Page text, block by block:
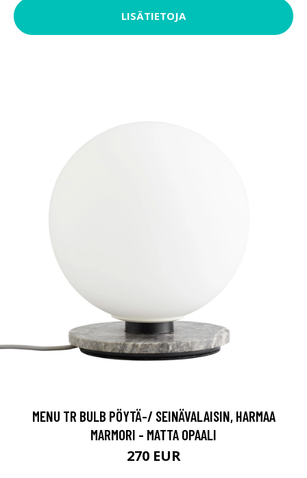
LISÄTIETOJA
MENU TR BULB PÖYTÄ-/ SEINÄVALAISIN, HARMAA
MARMORI - MATTA OPAALI
270 EUR